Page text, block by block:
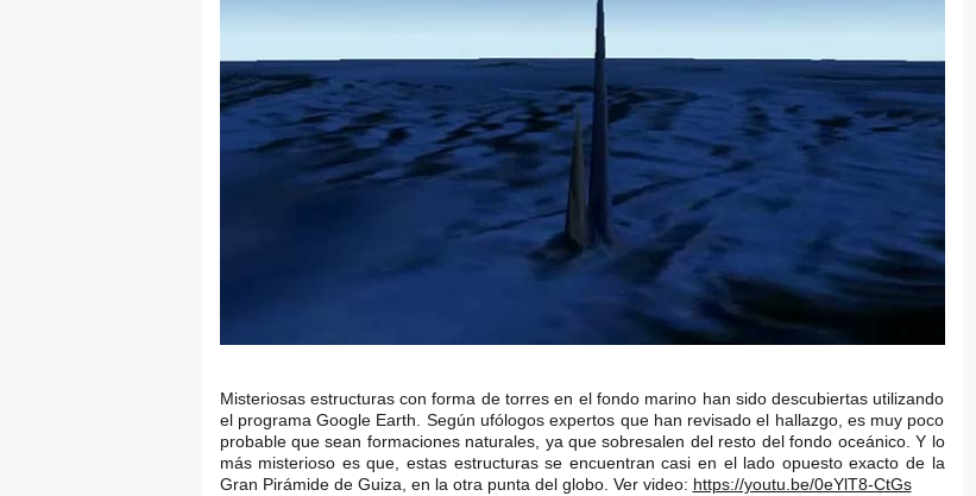
Misteriosas estructuras con forma de torres en el fondo marino han sido descubiertas utilizando
el programa Google Earth. Según ufólogos expertos que han revisado el hallazgo, es muy poco
probable que sean formaciones naturales, ya que sobresalen del resto del fondo oceánico. Y lo
más misterioso es que, estas estructuras se encuentran casi en el lado opuesto exacto de la
Gran Pirámide de Guiza, en la otra punta del globo. Ver video: https://youtu.be/0eYlT8-CtGs